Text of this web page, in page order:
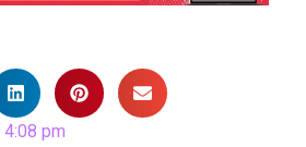
4:08 pm